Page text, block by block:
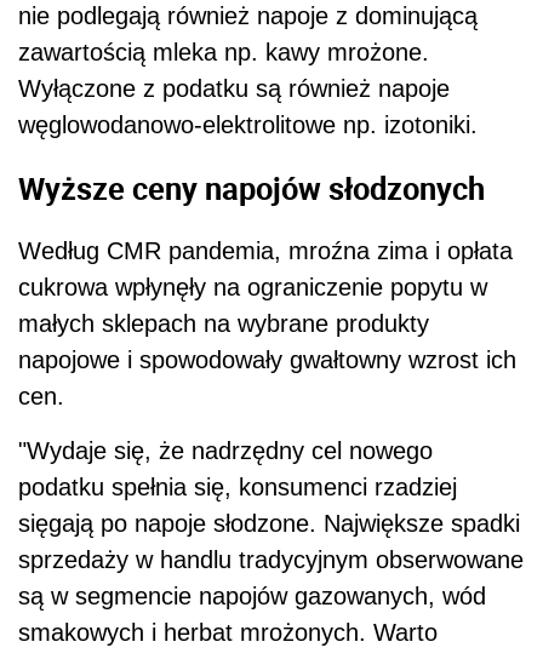
nie podlegają również napoje z dominującą
zawartością mleka np. kawy mrożone.
Wyłączone z podatku są również napoje
węglowodanowo-elektrolitowe np. izotoniki.
Wyższe ceny napojów słodzonych
Według CMR pandemia, mroźna zima i opłata
cukrowa wpłynęły na ograniczenie popytu w
małych sklepach na wybrane produkty
napojowe i spowodowały gwałtowny wzrost ich
cen.
"Wydaje się, że nadrzędny cel nowego
podatku spełnia się, konsumenci rzadziej
sięgają po napoje słodzone. Największe spadki
sprzedaży w handlu tradycyjnym obserwowane
są w segmencie napojów gazowanych, wód
smakowych i herbat mrożonych. Warto